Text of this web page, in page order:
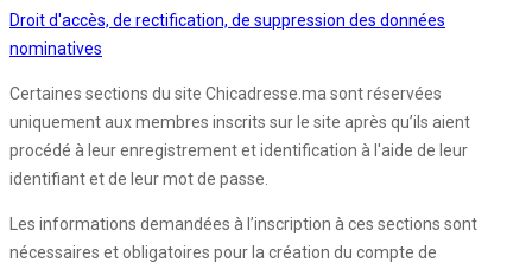
Droit d'accès, de rectification, de suppression des données
nominatives
Certaines sections du site Chicadresse.ma sont réservées
uniquement aux membres inscrits sur le site après qu’ils aient
procédé à leur enregistrement et identification à l'aide de leur
identifiant et de leur mot de passe.
Les informations demandées à l’inscription à ces sections sont
nécessaires et obligatoires pour la création du compte de